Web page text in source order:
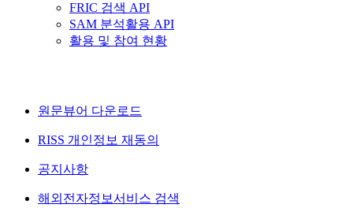
FRIC 검색 API
SAM 분석활용 API
활용 및 참여 현황
원문뷰어 다운로드
RISS 개인정보 재동의
공지사항
해외전자정보서비스 검색